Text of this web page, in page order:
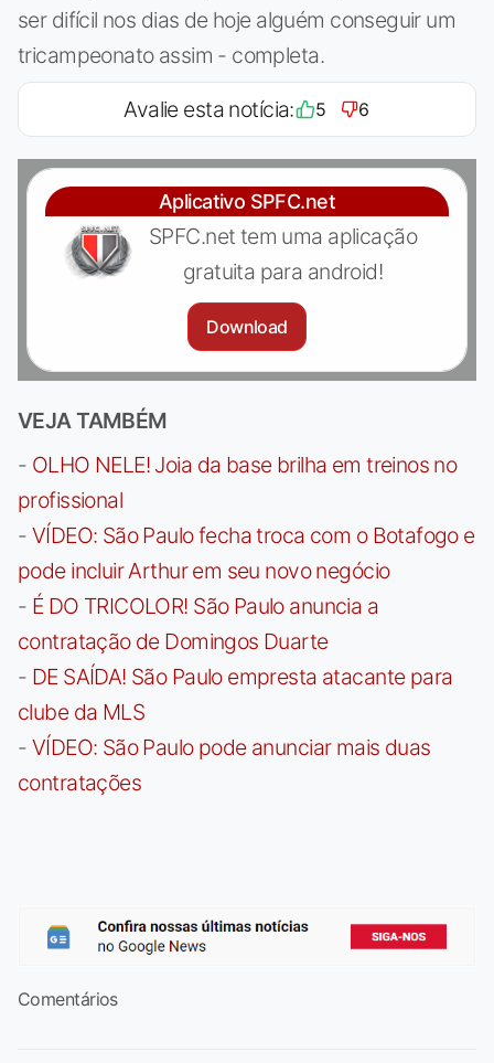
ser difícil nos dias de hoje alguém conseguir um
tricampeonato assim - completa.
Avalie esta notícia: 5 6
Aplicativo SPFC.net
SPFC.net tem uma aplicação
gratuita para android!
Download
VEJA TAMBÉM
- OLHO NELE! Joia da base brilha em treinos no
profissional
- VÍDEO: São Paulo fecha troca com o Botafogo e
pode incluir Arthur em seu novo negócio
- É DO TRICOLOR! São Paulo anuncia a
contratação de Domingos Duarte
- DE SAÍDA! São Paulo empresta atacante para
clube da MLS
- VÍDEO: São Paulo pode anunciar mais duas
contratações
Comentários